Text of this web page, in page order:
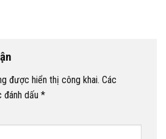
được hiển thị công khai. Các
dấu *